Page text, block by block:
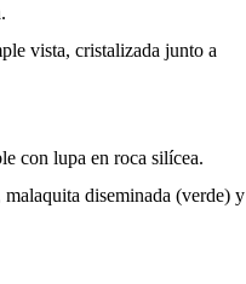
vista, cristalizada junto a
con lupa en roca silícea.
diseminada (verde) y